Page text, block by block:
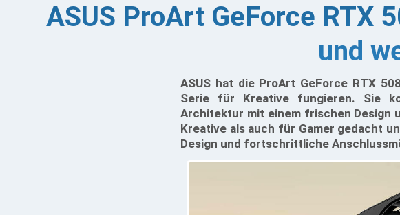
ASUS ProArt GeForce RTX
und
ASUS hat die ProArt GeForce RTX
Serie für Kreative fungieren. Sie
Architektur mit einem frischen Design
Kreative als auch für Gamer gedacht
Design und fortschrittliche